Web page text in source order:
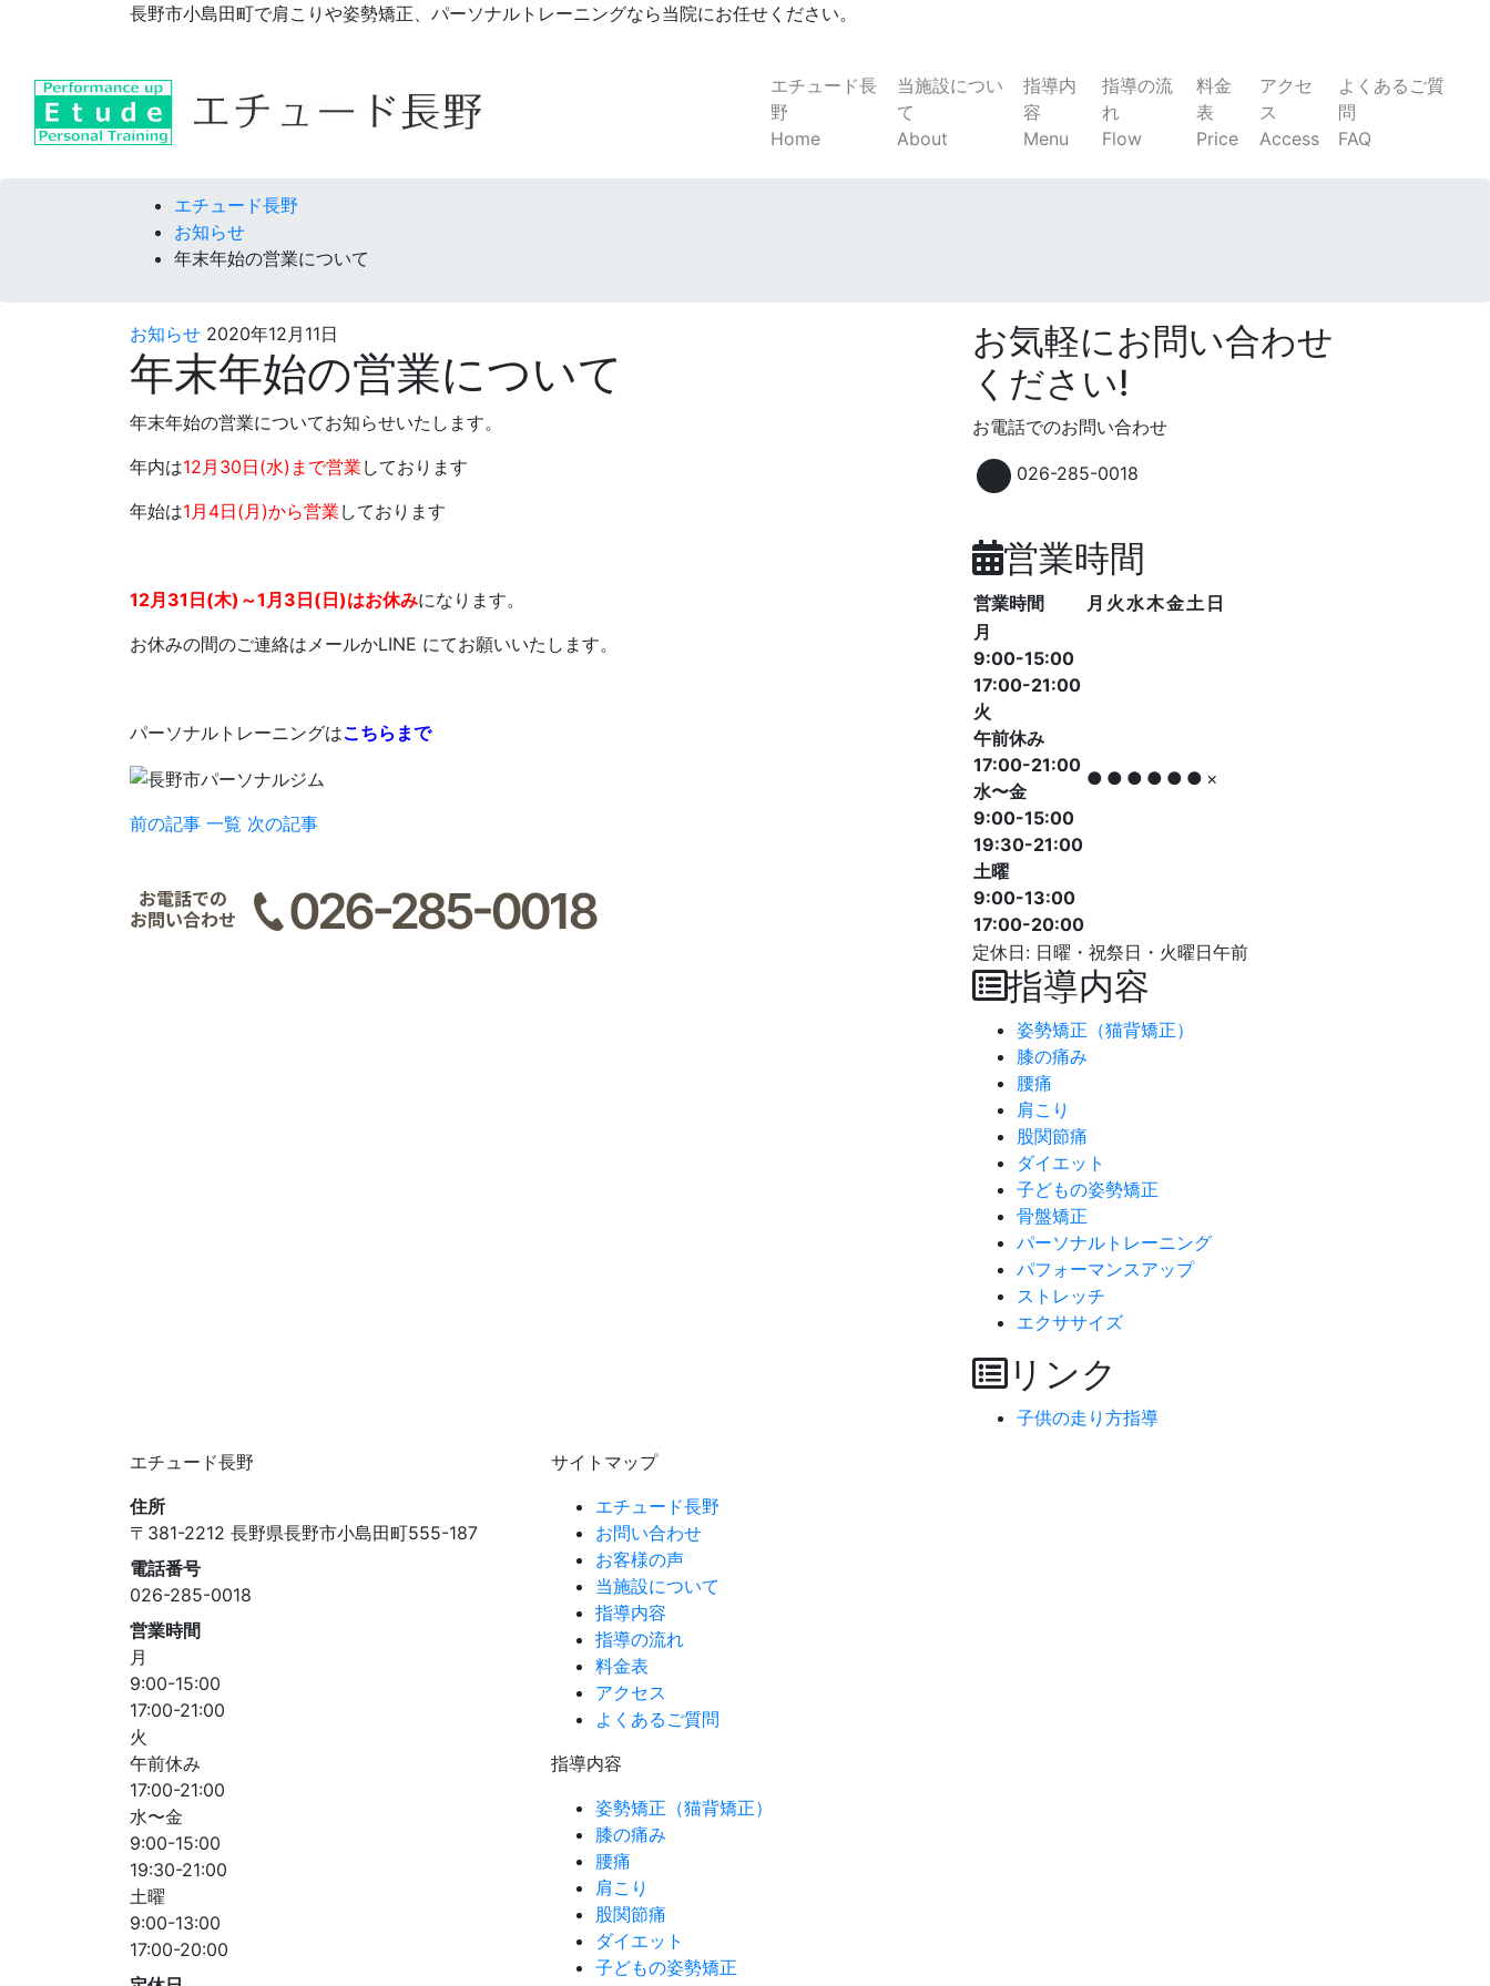
長野市小島田町で肩こりや姿勢矯正、パーソナルトレーニングなら当院にお任せください。
エチュード長
野
Home
当施設につい
て
About
指導内
容
Menu
指導の流
れ
Flow
料金
表
Price
アクセ
ス
Access
よくあるご質
問
FAQ
エチュード長野
お知らせ
年末年始の営業について
お知らせ 2020年12月11日
年末年始の営業について
年末年始の営業についてお知らせいたします。
年内は12月30日(水)まで営業 しております
年始は1月4日(月)から営業 しております
12月31日(木)～1月3日(日)はお休みになります。
お休みの間のご連絡はメールかLINE にてお願いいたします。
パーソナルトレーニングはこちらまで
前の記事 一覧 次の記事
お気軽にお問い合わせ
ください!
お電話でのお問い合わせ
026-285-0018
営業時間
営業時間 月 火水木金土 日
月
9:00-15:00
17:00-21:00
火
午前休み
17:00-21:00
水〜金
9:00-15:00
19:30-21:00
土曜
9:00-13:00
17:00-20:00
● ● ● ● ● ● ×
定休日: 日曜・祝祭日・火曜日午前
指導内容
姿勢矯正（猫背矯正）
膝の痛み
腰痛
肩こり
股関節痛
ダイエット
子どもの姿勢矯正
骨盤矯正
パーソナルトレーニング
パフォーマンスアップ
ストレッチ
エクササイズ
リンク
子供の走り方指導
エチュード長野
住所
〒381-2212 長野県長野市小島田町555-187
電話番号
026-285-0018
営業時間
月
9:00-15:00
17:00-21:00
火
午前休み
17:00-21:00
水〜金
9:00-15:00
19:30-21:00
土曜
9:00-13:00
17:00-20:00
サイトマップ
エチュード長野
お問い合わせ
お客様の声
当施設について
指導内容
指導の流れ
料金表
アクセス
よくあるご質問
指導内容
姿勢矯正（猫背矯正）
膝の痛み
腰痛
肩こり
股関節痛
ダイエット
子どもの姿勢矯正